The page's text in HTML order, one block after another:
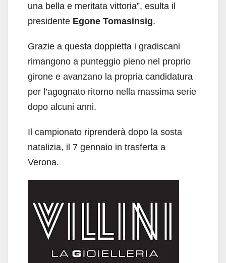
una bella e meritata vittoria”, esulta il
presidente Egone Tomasinsig.
Grazie a questa doppietta i gradiscani
rimangono a punteggio pieno nel proprio
girone e avanzano la propria candidatura
per l’agognato ritorno nella massima serie
dopo alcuni anni.
Il campionato riprenderà dopo la sosta
natalizia, il 7 gennaio in trasferta a
Verona.